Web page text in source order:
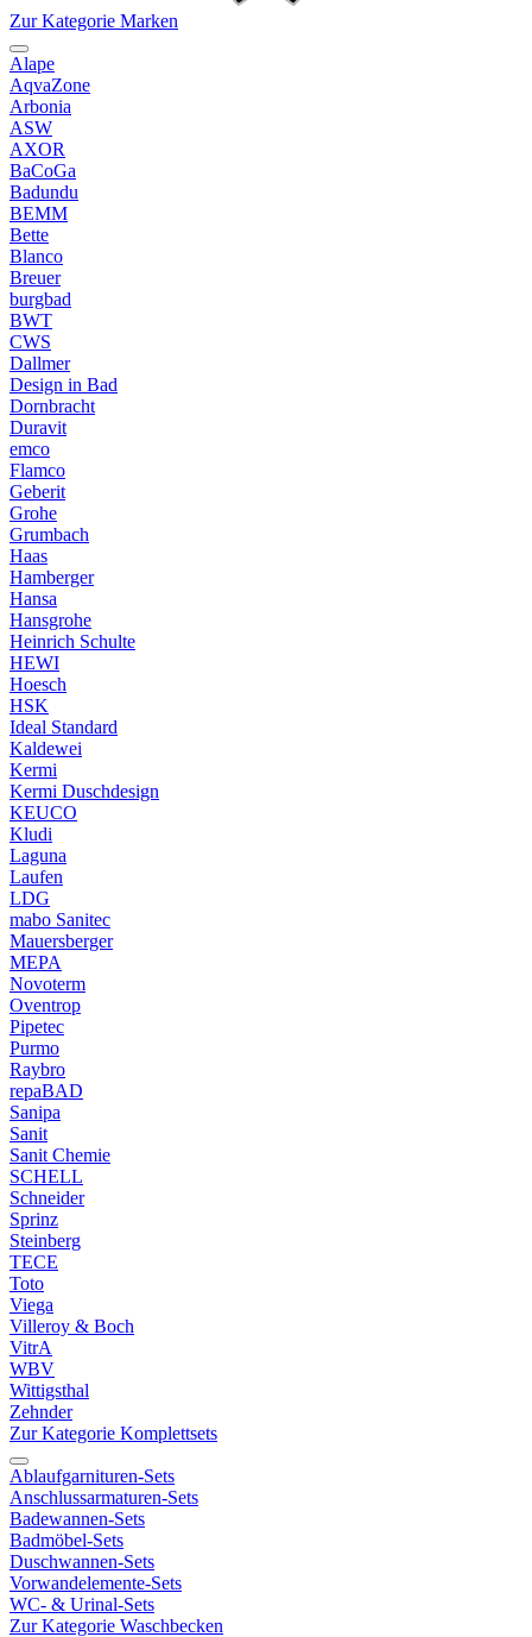
Zur Kategorie Marken
Alape
AqvaZone
Arbonia
ASW
AXOR
BaCoGa
Badundu
BEMM
Bette
Blanco
Breuer
burgbad
BWT
CWS
Dallmer
Design in Bad
Dornbracht
Duravit
emco
Flamco
Geberit
Grohe
Grumbach
Haas
Hamberger
Hansa
Hansgrohe
Heinrich Schulte
HEWI
Hoesch
HSK
Ideal Standard
Kaldewei
Kermi
Kermi Duschdesign
KEUCO
Kludi
Laguna
Laufen
LDG
mabo Sanitec
Mauersberger
MEPA
Novoterm
Oventrop
Pipetec
Purmo
Raybro
repaBAD
Sanipa
Sanit
Sanit Chemie
SCHELL
Schneider
Sprinz
Steinberg
TECE
Toto
Viega
Villeroy & Boch
VitrA
WBV
Wittigsthal
Zehnder
Zur Kategorie Komplettsets
Ablaufgarnituren-Sets
Anschlussarmaturen-Sets
Badewannen-Sets
Badmöbel-Sets
Duschwannen-Sets
Vorwandelemente-Sets
WC- & Urinal-Sets
Zur Kategorie Waschbecken